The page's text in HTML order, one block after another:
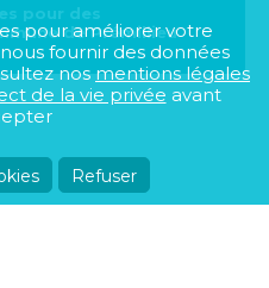
pour des
de Prémillieu
pour améliorer votre
fournir des données
nosmentions légales
de la vie privée avant
Refuser